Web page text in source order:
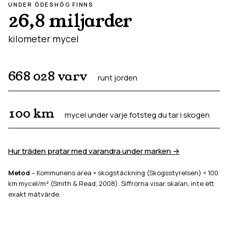
UNDER ÖDESHÖG FINNS
26,8 miljarder
kilometer mycel
668 028 varv runt jorden
100 km mycel under varje fotsteg du tar i skogen
Hur träden pratar med varandra under marken →
Metod – Kommunens area × skogstäckning (Skogsstyrelsen) × 100
km mycel/m² (Smith & Read, 2008). Siffrorna visar skalan, inte ett
exakt mätvärde.